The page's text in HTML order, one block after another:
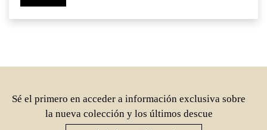
Sé el primero en acceder a información exclusiva sobre
la nueva colección y los últimos descue